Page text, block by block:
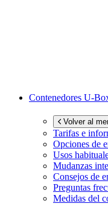
Contenedores U-
Volver al
Tarifas e
Opciones de
Usos
Mudanzas
Consejos de
Preguntas
Medidas del